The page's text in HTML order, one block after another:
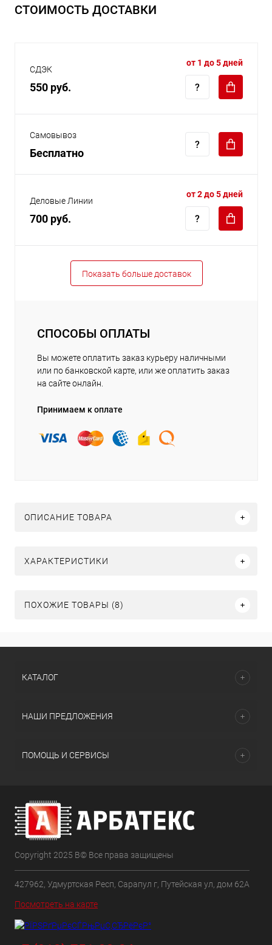
СТОИМОСТЬ ДОСТАВКИ
СДЭК
550 руб.
от 1 до 5 дней
Самовывоз
Бесплатно
Деловые Линии
700 руб.
от 2 до 5 дней
Показать больше доставок
СПОСОБЫ ОПЛАТЫ
Вы можете оплатить заказ курьеру наличными
или по банковской карте, или же оплатить заказ
на сайте онлайн.
Принимаем к оплате
ОПИСАНИЕ ТОВАРА
ХАРАКТЕРИСТИКИ
ПОХОЖИЕ ТОВАРЫ (8)
КАТАЛОГ
НАШИ ПРЕДЛОЖЕНИЯ
ПОМОЩЬ И СЕРВИСЫ
Copyright 2025 В© Все права защищены
427962, Удмуртская Респ, Сарапул г, Путейская ул, дом 62А
Посмотреть на карте